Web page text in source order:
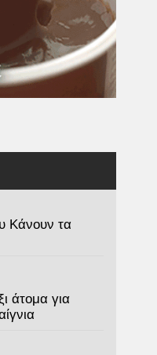
Κάνουν τα
άτομα για